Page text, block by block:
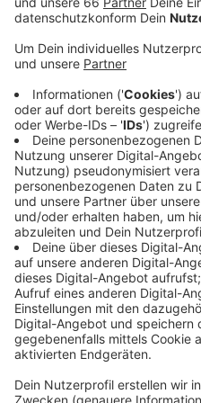
Veröffentlicht:Mittwoch,
Anzeige
Damit steigt die Zahl der
806. Von den Menschen,
sind, werden aktuell 71 in
behandelt – diese Zahl ist
April, 8 Uhr). Zwei
Intensivstation lagen,
Damit werden aktuell 45
intensivmedizinisch
Menschen die sich in
ist leicht gesunken, sie
Unverändert ist die Zahl
Vergleich zum Vortag